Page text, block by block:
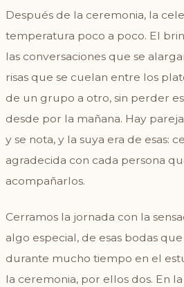
Después de la ceremonia, la
temperatura poco a poco. El
las conversaciones que se
risas que se cuelan entre los
de un grupo a otro, sin perder
desde por la mañana. Hay
y se nota, y la suya era de esas:
agradecida con cada persona
acompañarlos.
Cerramos la jornada con la
algo especial, de esas bodas
durante mucho tiempo en el
la ceremonia, por ellos dos. En